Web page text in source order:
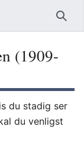
Søg
(1909-
du stadig ser
du venligst